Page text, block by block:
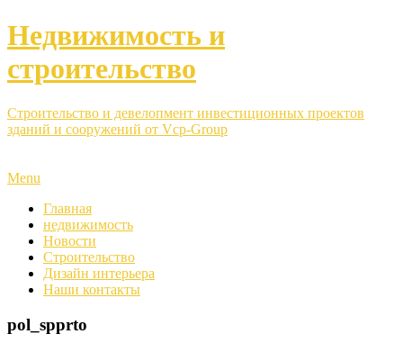
Недвижимость и
строительство
Строительство и девелопмент инвестиционных проектов
зданий и сооружений от Vcp-Group
Menu
Главная
недвижимость
Новости
Строительство
Дизайн интерьера
Наши контакты
pol_spprto